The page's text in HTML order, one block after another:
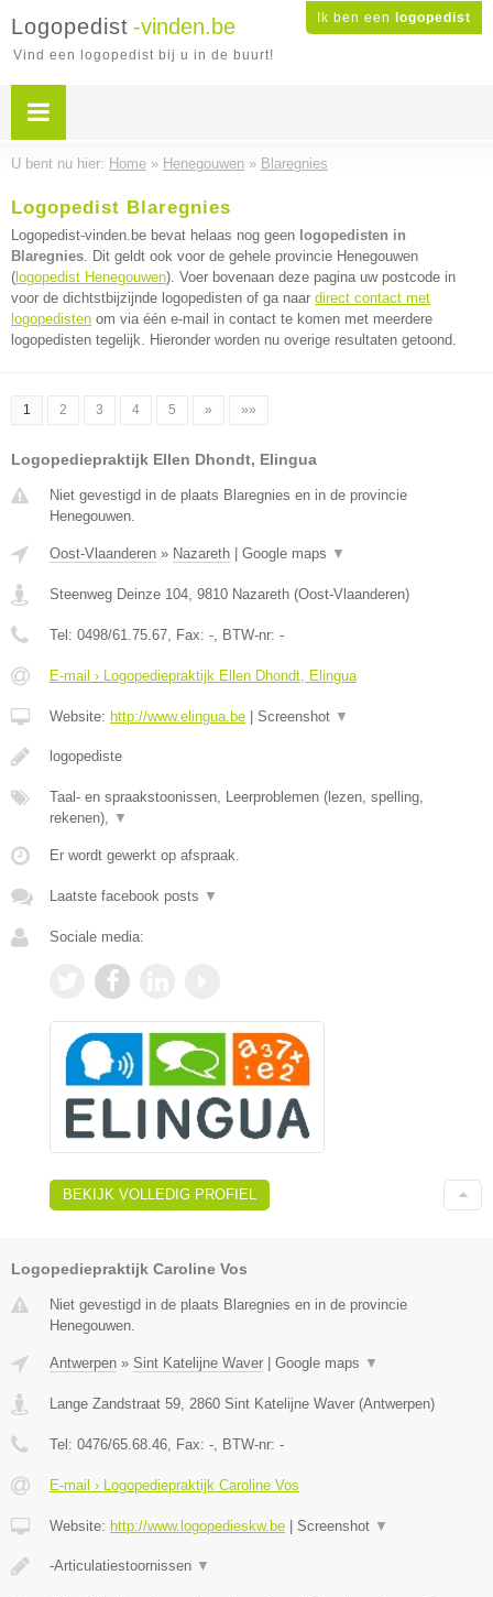
Ik ben een logopedist
Logopedist -vinden.be
Vind een logopedist bij u in de buurt!
U bent nu hier: Home » Henegouwen » Blaregnies
Logopedist Blaregnies
Logopedist-vinden.be bevat helaas nog geen logopedisten in
Blaregnies. Dit geldt ook voor de gehele provincie Henegouwen
( logopedist Henegouwen). Voer bovenaan deze pagina uw postcode in
voor de dichtstbijzijnde logopedisten of ga naar direct contact met
logopedisten om via één e-mail in contact te komen met meerdere
logopedisten tegelijk. Hieronder worden nu overige resultaten getoond.
1 2 3 4 5 » »»
Logopediepraktijk Ellen Dhondt, Elingua
Niet gevestigd in de plaats Blaregnies en in de provincie
Henegouwen.
Oost-Vlaanderen » Nazareth Google maps ▼
Steenweg Deinze 104, 9810 Nazareth (Oost-Vlaanderen)
Tel: 0498/61.75.67, Fax: -, BTW-nr: -
E-mail › Logopediepraktijk Ellen Dhondt, Elingua
Website: http://www.elingua.be Screenshot ▼
logopediste
Taal- en spraakstoonissen, Leerproblemen (lezen, spelling,
rekenen), ▼
Er wordt gewerkt op afspraak.
Laatste facebook posts ▼
Sociale media:
BEKIJK VOLLEDIG PROFIEL
Logopediepraktijk Caroline Vos
Niet gevestigd in de plaats Blaregnies en in de provincie
Henegouwen.
Antwerpen » Sint Katelijne Waver Google maps ▼
Lange Zandstraat 59, 2860 Sint Katelijne Waver (Antwerpen)
Tel: 0476/65.68.46, Fax: -, BTW-nr: -
E-mail › Logopediepraktijk Caroline Vos
Website: http://www.logopedieskw.be Screenshot ▼
-Articulatiestoornissen ▼